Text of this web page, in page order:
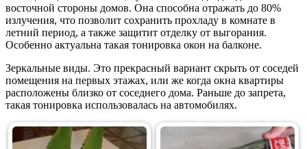
восточной стороны домов. Она способна отражать до 80%
излучения, что позволит сохранить прохладу в комнате в
летний период, а также защитит отделку от выгорания.
Особенно актуальна такая тонировка окон на балконе.
Зеркальные виды. Это прекрасный вариант скрыть от соседей
помещения на первых этажах, или же когда окна квартиры
расположены близко от соседнего дома. Раньше до запрета,
такая тонировка использовалась на автомобилях.